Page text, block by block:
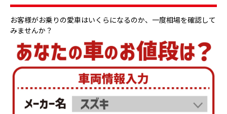
お客様がお乗りの愛車はいくらになるのか、一度相場を確認して
みませんか？